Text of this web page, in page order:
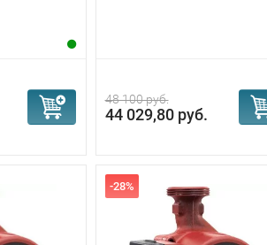
48 100 руб.
44 029,80 руб.
-28%